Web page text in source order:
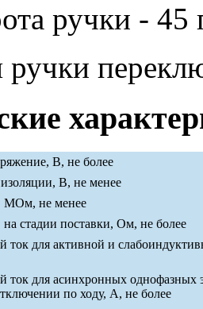
ручки - 45
В, не более
В, не менее
МОм, не менее
стадии поставки, Ом, не более
для активной и
для асинхронных однофазных
по ходу, А, не более